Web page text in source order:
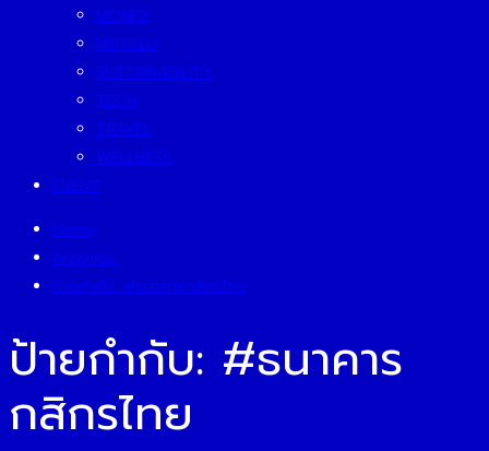
MONEY
MUTELU
SUSTAINABILITY
TECH
TRAVEL
WELLNESS
EVENT
Home
Archives
ป้ายกำกับ: #ธนาคารกสิกรไทย
ป้ายกำกับ: #ธนาคาร
กสิกรไทย